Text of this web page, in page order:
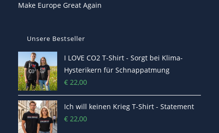
Make Europe Great Again
Unsere Bestseller
I LOVE CO2 T-Shirt - Sorgt bei Klima-
Hysterikern für Schnappatmung
€ 22,00
Ich will keinen Krieg T-Shirt - Statement
€ 22,00